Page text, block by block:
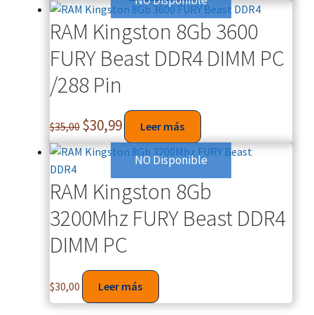
RAM Kingston 8Gb 3600
FURY Beast DDR4 DIMM PC
/288 Pin
$35,00 $30,99 Leer más
NO Disponible
RAM Kingston 8Gb
3200Mhz FURY Beast DDR4
DIMM PC
$30,00 Leer más